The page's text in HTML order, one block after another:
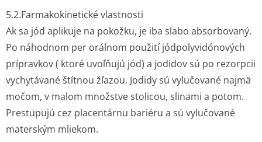
5.2.Farmakoki­netické vlastnosti
Ak sa jód aplikuje na pokožku, je iba slabo absorbovaný.
Po náhodnom per orálnom použití jódpolyvidónových
prípravkov ( ktoré uvoľňujú jód) a jodidov sú po rezorpcii
vychytávané štítnou žľazou. Jodidy sú vylučované najmä
močom, v malom množstve stolicou, slinami a potom.
Prestupujú cez placentárnu bariéru a sú vylučované
materským mliekom.